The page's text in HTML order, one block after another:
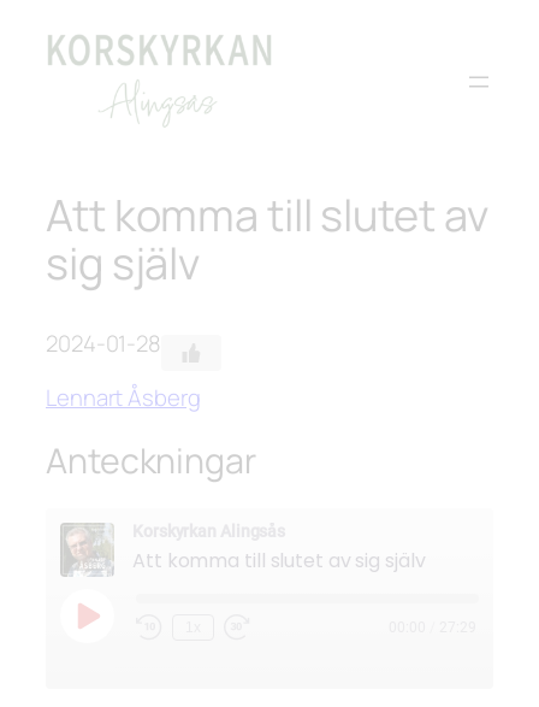
Att komma till slutet av
sig själv
2024-01-28
Lennart Åsberg
Anteckningar
Att komma till slutet av sig själv
Spela